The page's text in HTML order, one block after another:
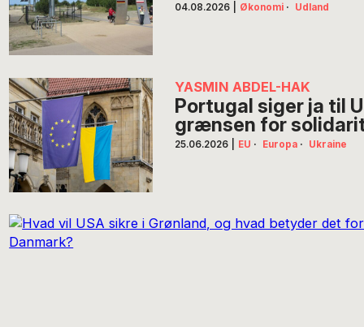
04.08.2026 Økonomi · Udland
YASMIN ABDEL-HAK
Portugal siger ja til
grænsen for
25.06.2026 EU · Europa · Ukraine